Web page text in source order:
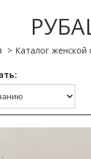
Каталог женской